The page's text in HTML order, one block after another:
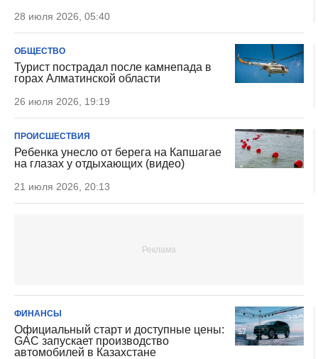
28 июля 2026, 05:40
ОБЩЕСТВО
Турист пострадал после камнепада в
горах Алматинской области
26 июля 2026, 19:19
ПРОИСШЕСТВИЯ
Ребенка унесло от берега на Капшагае
на глазах у отдыхающих (видео)
21 июля 2026, 20:13
ФИНАНСЫ
Официальный старт и доступные цены:
GAC запускает производство
автомобилей в Казахстане